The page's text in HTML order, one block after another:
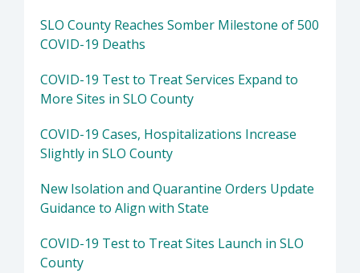
SLO County Reaches Somber Milestone of 500
COVID-19 Deaths
COVID-19 Test to Treat Services Expand to
More Sites in SLO County
COVID-19 Cases, Hospitalizations Increase
Slightly in SLO County
New Isolation and Quarantine Orders Update
Guidance to Align with State
COVID-19 Test to Treat Sites Launch in SLO
County